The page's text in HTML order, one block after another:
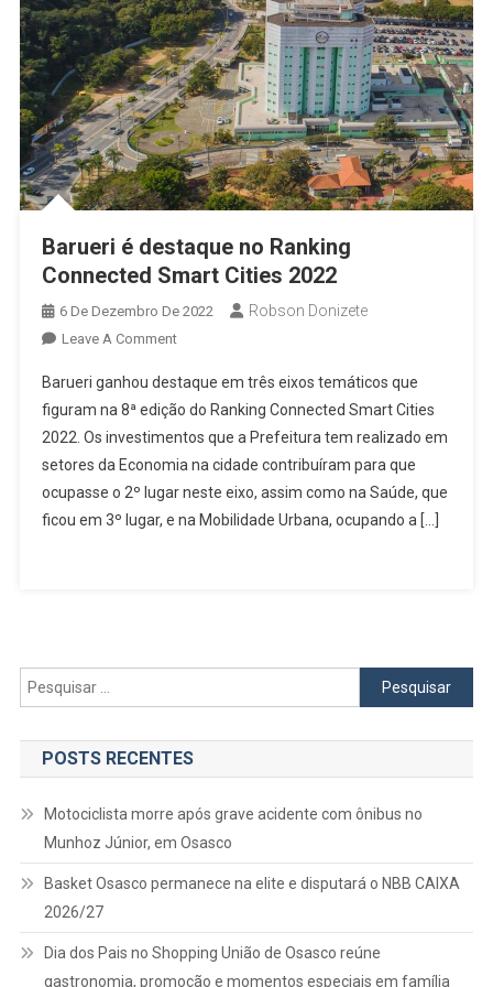
Barueri é destaque no Ranking
Connected Smart Cities 2022
6 De Dezembro De 2022 Robson Donizete
Leave A CommentOn
É
Destaque
No
Ranking
Connected
Smart
Barueri ganhou destaque em três eixos temáticos que
figuram na 8ª edição do Ranking Connected Smart Cities
2022. Os investimentos que a Prefeitura tem realizado em
setores da Economia na cidade contribuíram para que
ocupasse o 2º lugar neste eixo, assim como na Saúde, que
ficou em 3º lugar, e na Mobilidade Urbana, ocupando a […]
Pesquisar
por:
POSTS RECENTES
Motociclista morre após grave acidente com ônibus no
Munhoz Júnior, em Osasco
Basket Osasco permanece na elite e disputará o NBB CAIXA
2026/27
Dia dos Pais no Shopping União de Osasco reúne
gastronomia, promoção e momentos especiais em família